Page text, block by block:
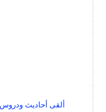
ألقى أحاديث ودروس